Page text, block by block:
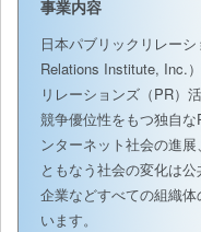
事業内容
日本パブリックリレー
Relations Institute, Inc.
リレーションズ（PR）
競争優位性をもつ独自
ンターネット社会の進
ともなう社会の変化は
企業などすべての組織
います。